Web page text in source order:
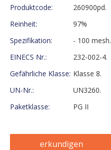
Produktcode:
260900pd.
Reinheit:
97%
Spezifikation:
- 100 mesh.
EINECS Nr.:
232-002-4.
Gefährliche Klasse: Klasse 8.
UN-Nr.:
UN3260.
Paketklasse:
PG II
erkundigen